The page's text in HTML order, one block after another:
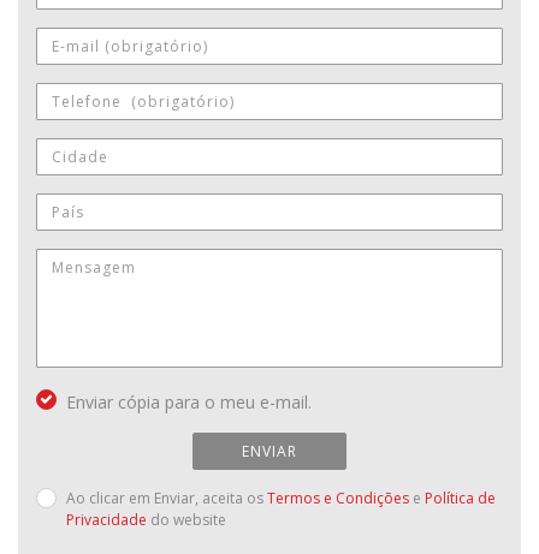
Enviar cópia para o meu e-mail.
ENVIAR
Ao clicar em Enviar, aceita osTermos e Condições e Política de
Privacidade do website